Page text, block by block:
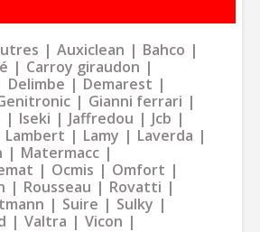
Auxiclean
Bahco
Carroy giraudon
Delimbe
Demarest
Gianni ferrari
Iseki Jaffredou
Jcb
Lambert Lamy
Laverda
Matermacc
Ocmis
Omfort
Rousseau
Rovatti
Suire
Sulky
Valtra
Vicon